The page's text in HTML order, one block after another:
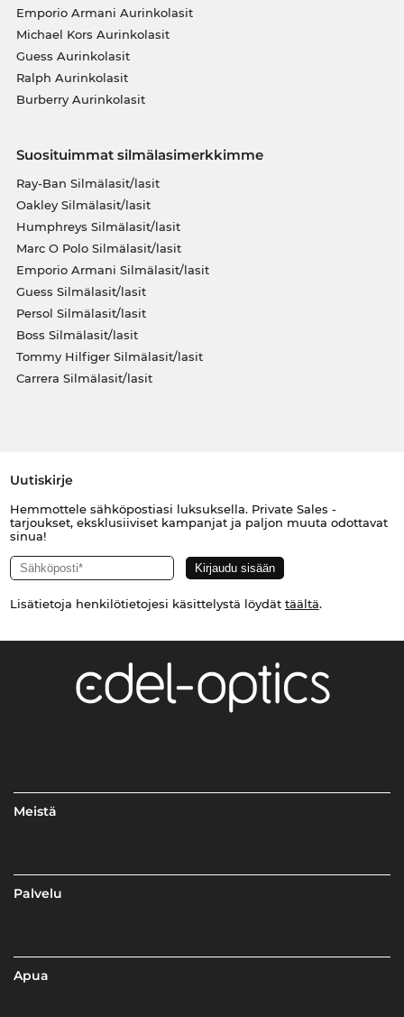
Emporio Armani Aurinkolasit
Michael Kors Aurinkolasit
Guess Aurinkolasit
Ralph Aurinkolasit
Burberry Aurinkolasit
Suosituimmat silmälasimerkkimme
Ray-Ban Silmälasit/lasit
Oakley Silmälasit/lasit
Humphreys Silmälasit/lasit
Marc O Polo Silmälasit/lasit
Emporio Armani Silmälasit/lasit
Guess Silmälasit/lasit
Persol Silmälasit/lasit
Boss Silmälasit/lasit
Tommy Hilfiger Silmälasit/lasit
Carrera Silmälasit/lasit
Uutiskirje
Hemmottele sähköpostiasi luksuksella. Private Sales -
tarjoukset, eksklusiiviset kampanjat ja paljon muuta odottavat
sinua!
Lisätietoja henkilötietojesi käsittelystä löydät täältä.
Meistä
Palvelu
Apua